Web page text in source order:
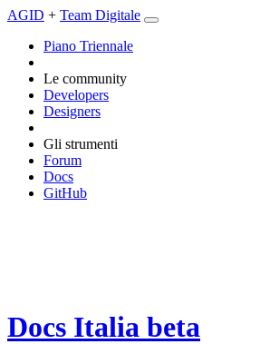
AGID + Team Digitale
Piano Triennale
Le community
Developers
Designers
Gli strumenti
Forum
Docs
GitHub
Docs Italia beta